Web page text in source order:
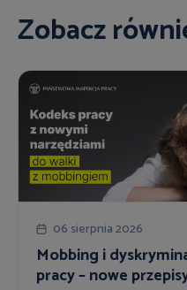
Zobacz
06 sierpnia 2026
Mobbing i
pracy – nowe